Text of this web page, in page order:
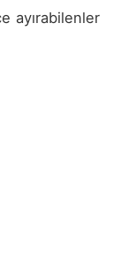
ayırabilenler